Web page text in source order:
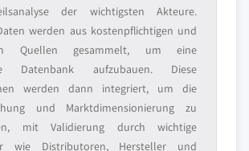
der wichtigsten Akteure.
werden aus kostenpflichtigen und
Quellen gesammelt, um eine
Datenbank aufzubauen. Diese
werden dann integriert, um die
und Marktdimensionierung zu
mit Validierung durch wichtige
wie Distributoren, Hersteller und